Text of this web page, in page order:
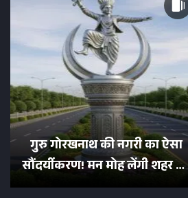
गुरु गोरखनाथ की नगरी का ऐसा
सौंदर्यीकरण! मन मोह लेंगी शहर
सड़कें; देखें Photos